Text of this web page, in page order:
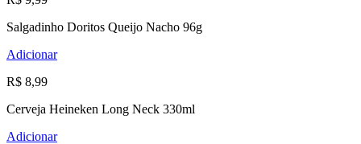
Salgadinho Doritos Queijo Nacho 96g
Adicionar
R$ 8,99
Cerveja Heineken Long Neck 330ml
Adicionar